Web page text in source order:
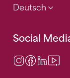
Deutsch
Social
Instagram